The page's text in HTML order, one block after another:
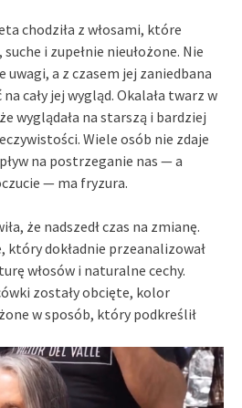
chodziła z włosami, które
i zupełnie nieułożone. Nie
uwagi, a z czasem jej zaniedbana
cały jej wygląd. Okalała twarz w
wyglądała na starszą i bardziej
Wiele osób nie zdaje
na postrzeganie nas — a
— ma fryzura.
że nadszedł czas na zmianę.
który dokładnie przeanalizował
włosów i naturalne cechy.
zostały obcięte, kolor
w sposób, który podkreślił